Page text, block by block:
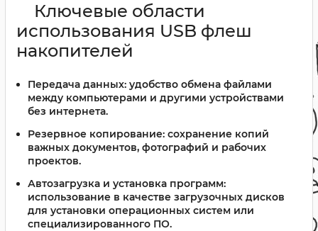
Ключевые области
использования USB флеш
накопителей
Передача данных: удобство обмена файлами
между компьютерами и другими устройствами
без интернета.
Резервное копирование: сохранение копий
важных документов, фотографий и рабочих
проектов.
Автозагрузка и установка программ:
использование в качестве загрузочных дисков
для установки операционных систем или
специализированного ПО.